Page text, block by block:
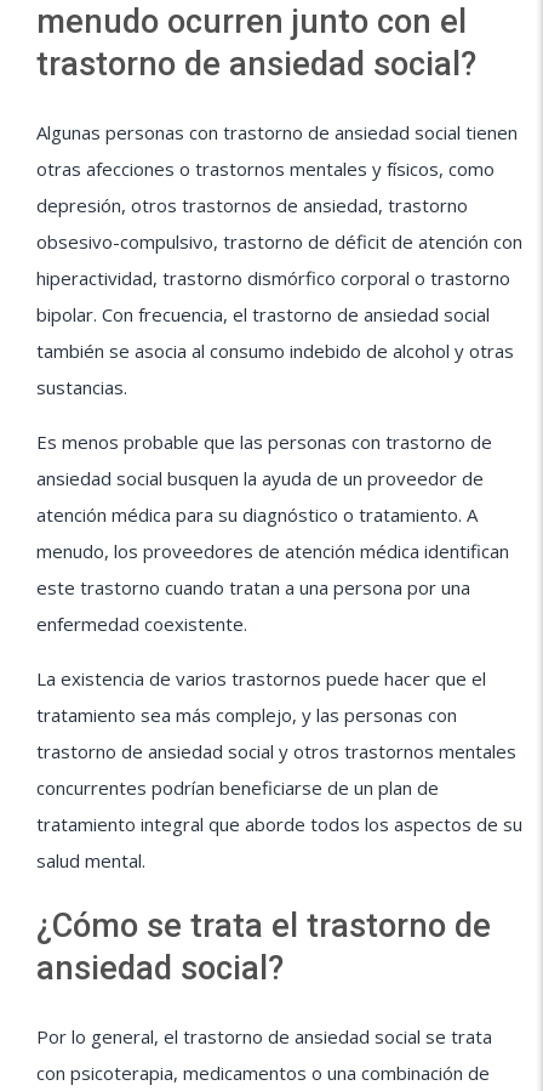
menudo ocurren junto con el
trastorno de ansiedad social?
Algunas personas con trastorno de ansiedad social tienen
otras afecciones o trastornos mentales y físicos, como
depresión, otros trastornos de ansiedad, trastorno
obsesivo-compulsivo, trastorno de déficit de atención con
hiperactividad, trastorno dismórfico corporal o trastorno
bipolar. Con frecuencia, el trastorno de ansiedad social
también se asocia al consumo indebido de alcohol y otras
sustancias.
Es menos probable que las personas con trastorno de
ansiedad social busquen la ayuda de un proveedor de
atención médica para su diagnóstico o tratamiento. A
menudo, los proveedores de atención médica identifican
este trastorno cuando tratan a una persona por una
enfermedad coexistente.
La existencia de varios trastornos puede hacer que el
tratamiento sea más complejo, y las personas con
trastorno de ansiedad social y otros trastornos mentales
concurrentes podrían beneficiarse de un plan de
tratamiento integral que aborde todos los aspectos de su
salud mental.
¿Cómo se trata el trastorno de
ansiedad social?
Por lo general, el trastorno de ansiedad social se trata
con psicoterapia, medicamentos o una combinación de